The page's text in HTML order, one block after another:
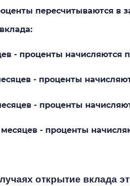
пересчитываются в
- проценты начисляются
- проценты
- проценты
месяцев - проценты
открытие вклада